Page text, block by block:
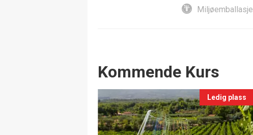
Miljøemballasje
Events
Kommende Kurs
Ledig plass